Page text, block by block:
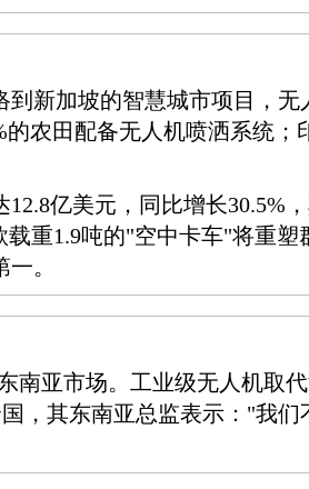
新加坡的智慧城市项目，
农田配备无人机喷洒系统
亿美元，同比增长30.5%
重1.9吨的"空中卡车"将重
。
南亚市场。工业级无人机取
，其东南亚总监表示："我